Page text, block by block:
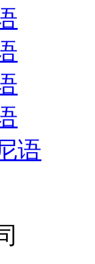
语